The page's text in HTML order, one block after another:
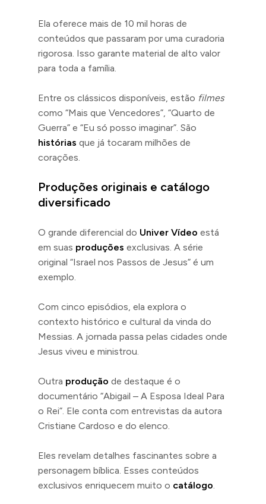
Ela oferece mais de 10 mil horas de
conteúdos que passaram por uma curadoria
rigorosa. Isso garante material de alto valor
para toda a família.
Entre os clássicos disponíveis, estão filmes
como “Mais que Vencedores”, “Quarto de
Guerra” e “Eu só posso imaginar”. São
histórias que já tocaram milhões de
corações.
Produções originais e catálogo
diversificado
O grande diferencial do Univer Vídeo está
em suas produções exclusivas. A série
original “Israel nos Passos de Jesus” é um
exemplo.
Com cinco episódios, ela explora o
contexto histórico e cultural da vinda do
Messias. A jornada passa pelas cidades onde
Jesus viveu e ministrou.
Outra produção de destaque é o
documentário “Abigail – A Esposa Ideal Para
o Rei”. Ele conta com entrevistas da autora
Cristiane Cardoso e do elenco.
Eles revelam detalhes fascinantes sobre a
personagem bíblica. Esses conteúdos
exclusivos enriquecem muito o catálogo